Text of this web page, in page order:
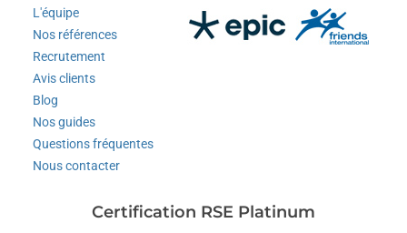
L'équipe
Nos références
Recrutement
Avis clients
Blog
Nos guides
Questions fréquentes
Nous contacter
Certification RSE Platinum